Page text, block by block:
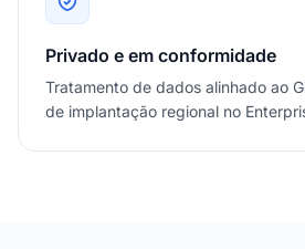
Privado e em conformidade
Tratamento de dados alinhado ao
de implantação regional no